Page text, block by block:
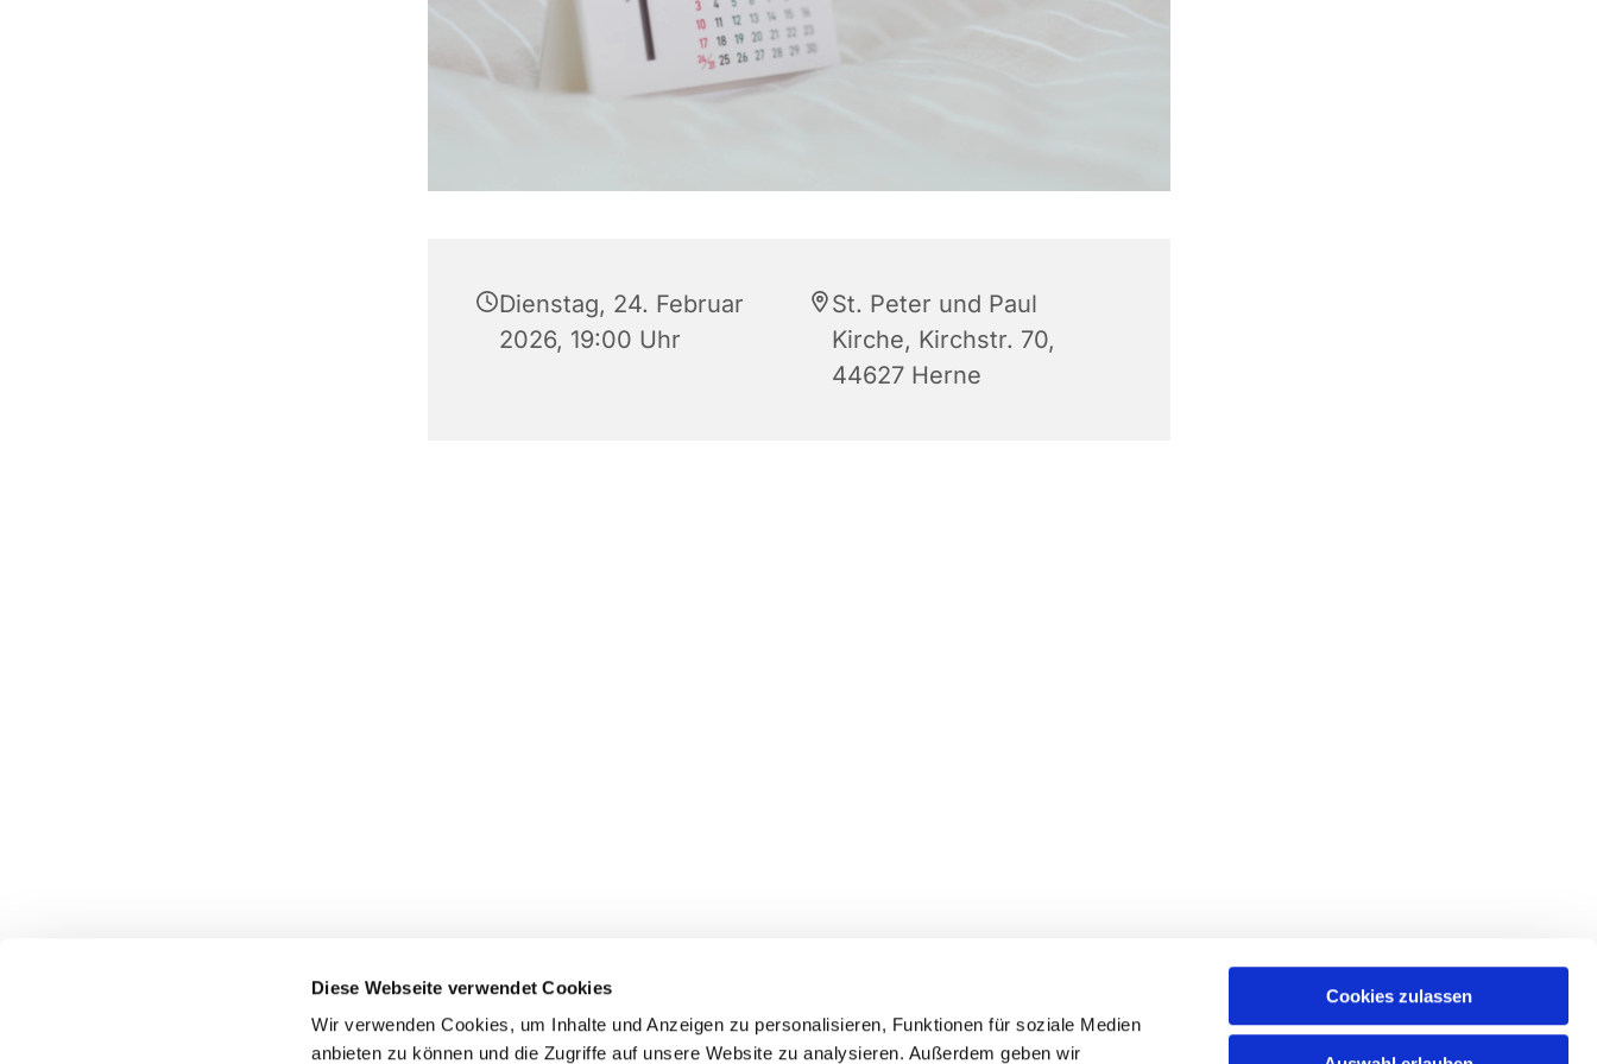
Diese Webseite verwendet Cookies
Wir verwenden Cookies, um Inhalte und Anzeigen zu personalisieren, Funktionen für soziale Medien
anbieten zu können und die Zugriffe auf unsere Website zu analysieren. Außerdem geben wir
Cookies zulassen
Dienstag, 24. Februar
2026, 19:00 Uhr
St. Peter und Paul
Kirche, Kirchstr. 70,
44627 Herne